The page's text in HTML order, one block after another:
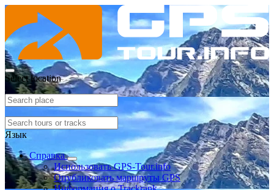
Select location
Язык
Справка
Использовать GPS-Tour.info
Опубликовать маршруты GPS